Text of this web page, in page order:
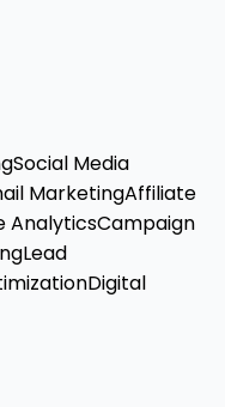
Social Media
MarketingAffiliate
AnalyticsCampaign
Lead
Digital